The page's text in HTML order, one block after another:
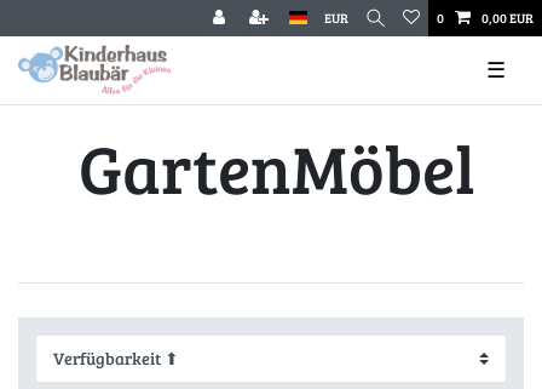
EUR 0 0,00 EUR
☰
GartenMöbel